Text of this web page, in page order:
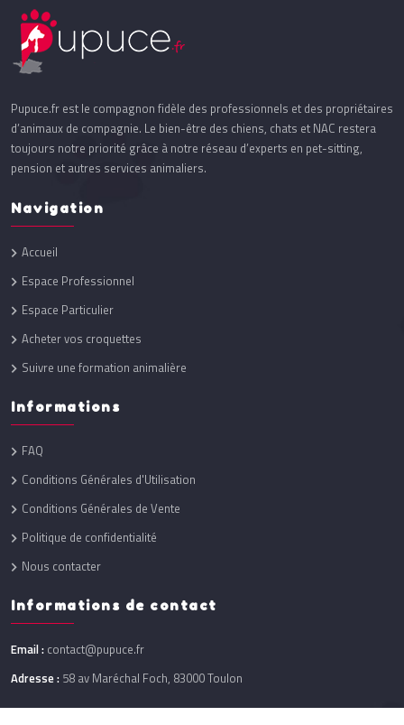
Pupuce.fr est le compagnon fidèle des professionnels et des propriétaires
d’animaux de compagnie. Le bien-être des chiens, chats et NAC restera
toujours notre priorité grâce à notre réseau d’experts en pet-sitting,
pension et autres services animaliers.
Navigation
Accueil
Espace Professionnel
Espace Particulier
Acheter vos croquettes
Suivre une formation animalière
Informations
FAQ
Conditions Générales d'Utilisation
Conditions Générales de Vente
Politique de confidentialité
Nous contacter
Informations de contact
Email : contact@pupuce.fr
Adresse : 58 av Maréchal Foch, 83000 Toulon